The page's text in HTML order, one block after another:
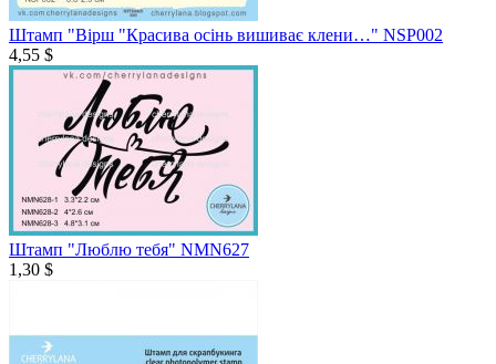
Штамп "Вірш "Красива осінь вишиває клени…" NSP002
4,55 $
Штамп "Люблю тебя" NMN627
1,30 $